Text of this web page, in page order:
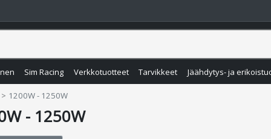
Sim Racing Verkkotuotteet Tarvikkeet Jäähdytys- ja
1200W - 1250W
- 1250W